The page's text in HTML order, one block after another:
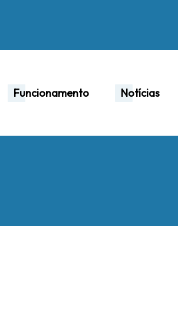
Funcionamento Notícias